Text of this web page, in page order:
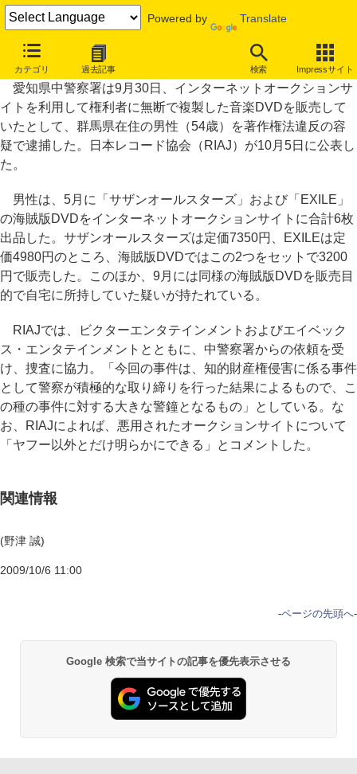
Powered by Translate
カテゴリ 過去記事 検索 Impressサイト
サザンとEXILEの海賊版DVD、オークション販売した男性逮捕
愛知県中警察署は9月30日、インターネットオークションサ
イトを利用して権利者に無断で複製した音楽DVDを販売して
いたとして、群馬県在住の男性（54歳）を著作権法違反の容
疑で逮捕した。日本レコード協会（RIAJ）が10月5日に公表し
た。
男性は、5月に「サザンオールスターズ」および「EXILE」
の海賊版DVDをインターネットオークションサイトに合計6枚
出品した。サザンオールスターズは定価7350円、EXILEは定
価4980円のところ、海賊版DVDではこの2つをセットで3200
円で販売した。このほか、9月には同様の海賊版DVDを販売目
的で自宅に所持していた疑いが持たれている。
RIAJでは、ビクターエンタテインメントおよびエイベック
ス・エンタテインメントとともに、中警察署からの依頼を受
け、捜査に協力。「今回の事件は、知的財産権侵害に係る事件
として警察が積極的な取り締りを行った結果によるもので、こ
の種の事件に対する大きな警鐘となるもの」としている。な
お、RIAJによれば、悪用されたオークションサイトについて
「ヤフー以外とだけ明らかにできる」とコメントした。
関連情報
(野津 誠)
2009/10/6 11:00
-ページの先頭へ-
Google 検索で当サイトの記事を優先表示させる